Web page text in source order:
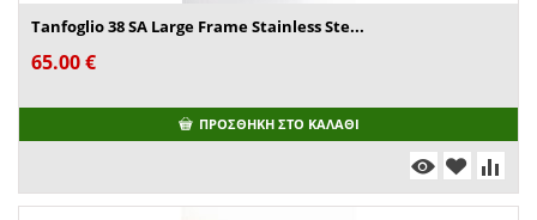
Tanfoglio 38 SA Large Frame Stainless Ste...
65.00€
ΠΡΟΣΘΉΚΗ ΣΤΟ ΚΑΛΆΘΙ